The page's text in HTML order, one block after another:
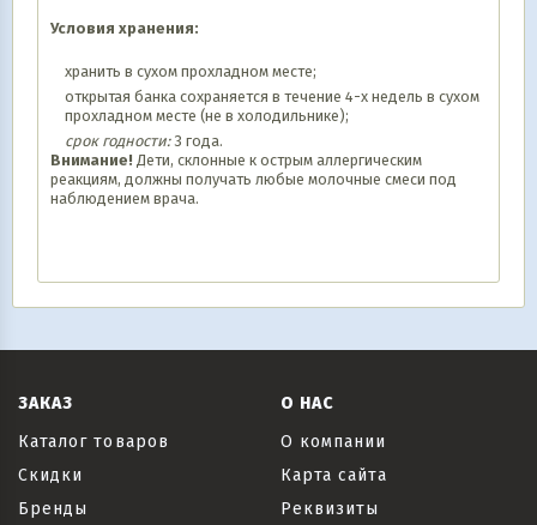
Условия хранения:
хранить в сухом прохладном месте;
открытая банка сохраняется в течение 4-х недель в сухом
прохладном месте (не в холодильнике);
срок годности:3 года.
Внимание! Дети, склонные к острым аллергическим
реакциям, должны получать любые молочные смеси под
наблюдением врача.
ЗАКАЗ
Каталог товаров
Скидки
Бренды
О НАС
О компании
Карта сайта
Реквизиты